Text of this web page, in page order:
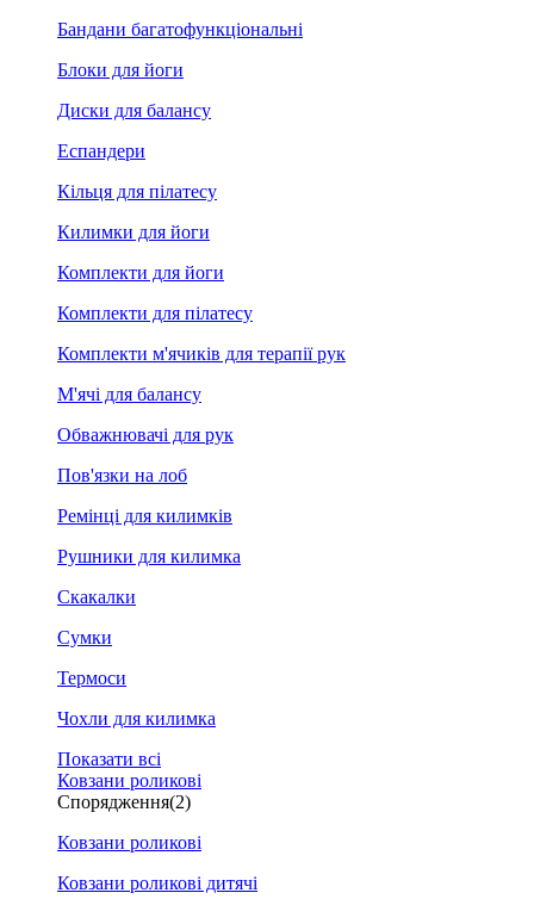
Бандани багатофункціональні
Блоки для йоги
Диски для балансу
Еспандери
Кільця для пілатесу
Килимки для йоги
Комплекти для йоги
Комплекти для пілатесу
Комплекти м'ячиків для терапії рук
М'ячі для балансу
Обважнювачі для рук
Пов'язки на лоб
Ремінці для килимків
Рушники для килимка
Скакалки
Сумки
Термоси
Чохли для килимка
Показати всі
Ковзани роликові
Спорядження(2)
Ковзани роликові
Ковзани роликові дитячі